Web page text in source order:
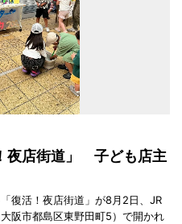
夜店街道」 子ども店主
復活！夜店街道」が8月2日、JR
阪市都島区東野田町5）で開かれ